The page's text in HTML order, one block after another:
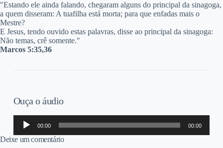
"Estando ele ainda falando, chegaram alguns do principal da sinagoga,
a quem disseram: A tuafilha está morta; para que enfadas mais o
Mestre?
E Jesus, tendo ouvido estas palavras, disse ao principal da sinagoga:
Não temas, crê somente."
Marcos 5:35,36
Ouça o áudio
Tocador
áudio
00:00 00:00
Deixe um comentário